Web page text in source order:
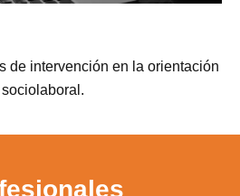
de intervención en la orientación